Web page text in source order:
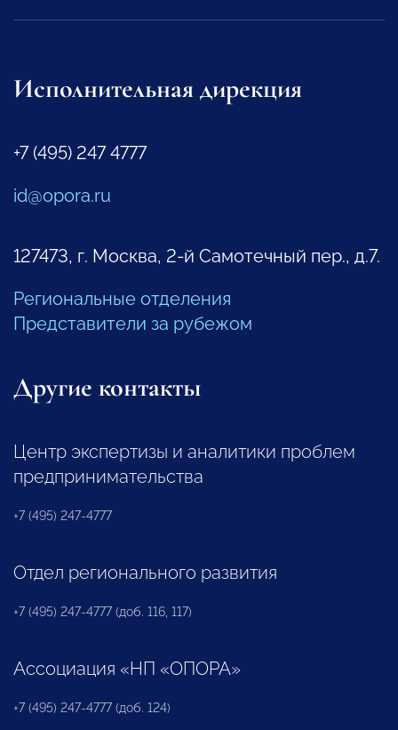
Исполнительная дирекция
+7 (495) 247 4777
id@opora.ru
127473, г. Москва, 2-й Самотечный пер., д.7.
Региональные отделения
Представители за рубежом
Другие контакты
Центр экспертизы и аналитики проблем
предпринимательства
+7 (495) 247-4777
Отдел регионального развития
+7 (495) 247-4777 (доб. 116, 117)
Ассоциация «НП «ОПОРА»
+7 (495) 247-4777 (доб. 124)